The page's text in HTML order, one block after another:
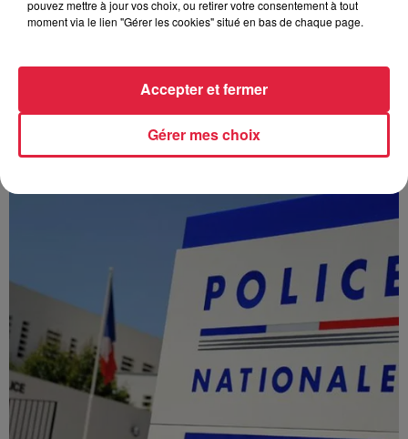
À Hoerdt, de l’eau brune sort des robinets
Depuis plusieurs jours, des habitants de Hoerdt ont vu de
pouvez mettre à jour vos choix, ou retirer votre consentement à tout
moment via le lien "Gérer les cookies" situé en bas de chaque page.
Gérer mes choix
Accepter et fermer